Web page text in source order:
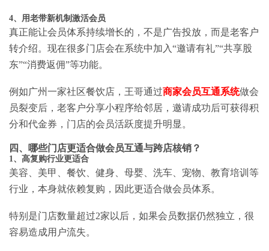
4、用老带新机制激活会员
真正能让会员体系持续增长的，不是广告投放，而是老客户
转介绍。现在很多门店会在系统中加入“邀请有礼”“共享股
东”“消费返佣”等功能。
例如广州一家社区餐饮店，王哥通过商家会员互通系统做会
员裂变后，老客户分享小程序给邻居，邀请成功后可获得积
分和代金券，门店的会员活跃度提升明显。
四、哪些门店更适合做会员互通与跨店核销？
1、高复购行业更适合
美容、美甲、餐饮、健身、母婴、洗车、宠物、教育培训等
行业，本身就依赖复购，因此更适合做会员体系。
特别是门店数量超过2家以后，如果会员数据仍然独立，很
容易造成用户流失。